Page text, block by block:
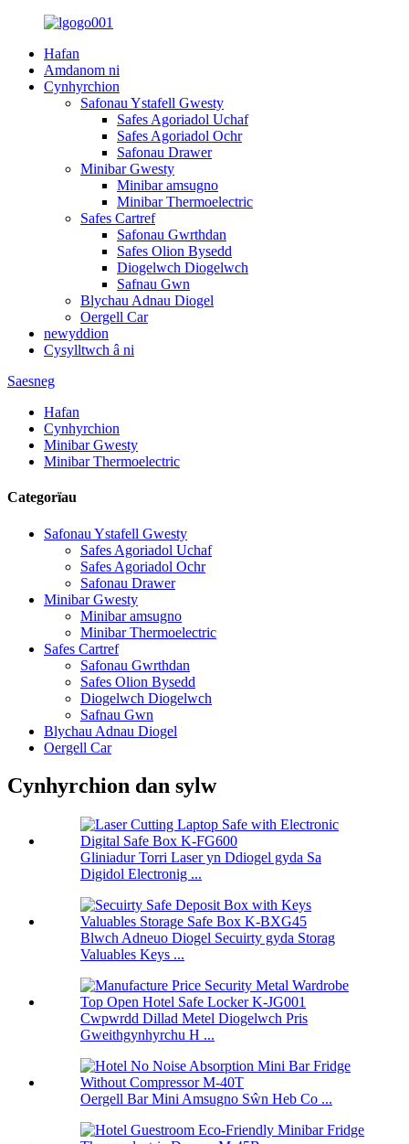
Hafan
Amdanom ni
Cynhyrchion
Safonau Ystafell Gwesty
Safes Agoriadol Uchaf
Safes Agoriadol Ochr
Safonau Drawer
Minibar Gwesty
Minibar amsugno
Minibar Thermoelectric
Safes Cartref
Safonau Gwrthdan
Safes Olion Bysedd
Diogelwch Diogelwch
Safnau Gwn
Blychau Adnau Diogel
Oergell Car
newyddion
Cysylltwch â ni
Saesneg
Hafan
Cynhyrchion
Minibar Gwesty
Minibar Thermoelectric
Categorïau
Safonau Ystafell Gwesty
Safes Agoriadol Uchaf
Safes Agoriadol Ochr
Safonau Drawer
Minibar Gwesty
Minibar amsugno
Minibar Thermoelectric
Safes Cartref
Safonau Gwrthdan
Safes Olion Bysedd
Diogelwch Diogelwch
Safnau Gwn
Blychau Adnau Diogel
Oergell Car
Cynhyrchion dan sylw
Gliniadur Torri Laser yn Ddiogel gyda Sa
Digidol Electronig ...
Blwch Adneuo Diogel Secuirty gyda Storag
Valuables Keys ...
Cwpwrdd Dillad Metel Diogelwch Pris
Gweithgynhyrchu H ...
Oergell Bar Mini Amsugno Sŵn Heb Co ...